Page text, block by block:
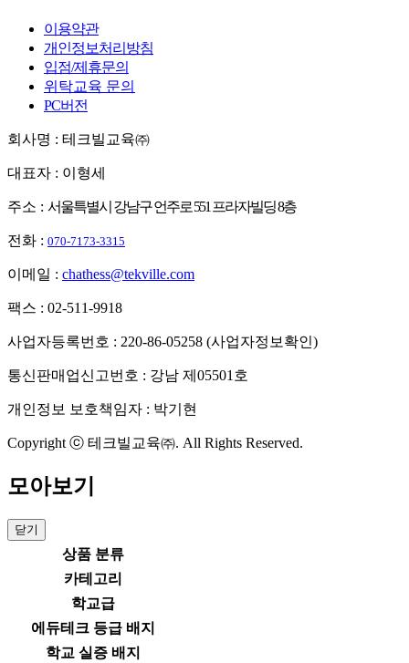
이용약관
개인정보처리방침
입점/제휴문의
위탁교육 문의
PC버전
회사명 : 테크빌교육㈜
대표자 : 이형세
주소 : 서울특별시 강남구 언주로 551 프라자빌딩 8층
전화 : 070-7173-3315
이메일 : chathess@tekville.com
팩스 : 02-511-9918
사업자등록번호 : 220-86-05258 (사업자정보확인)
통신판매업신고번호 : 강남 제05501호
개인정보 보호책임자 : 박기현
Copyright ⓒ 테크빌교육㈜. All Rights Reserved.
모아보기
닫기
상품 분류
카테고리
학교급
에듀테크 등급 배지
학교 실증 배지